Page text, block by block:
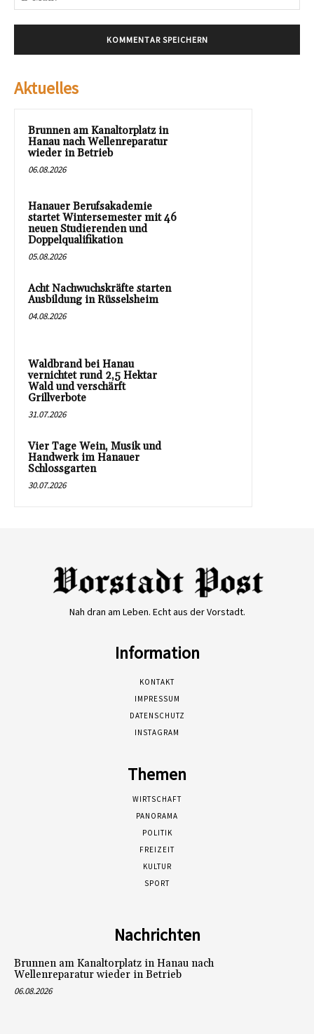
Aktuelles
Brunnen am Kanaltorplatz in
Hanau nach Wellenreparatur
wieder in Betrieb
06.08.2026
Hanauer Berufsakademie
startet Wintersemester mit 46
neuen Studierenden und
Doppelqualifikation
05.08.2026
Acht Nachwuchskräfte starten
Ausbildung in Rüsselsheim
04.08.2026
Waldbrand bei Hanau
vernichtet rund 2,5 Hektar
Wald und verschärft
Grillverbote
31.07.2026
Vier Tage Wein, Musik und
Handwerk im Hanauer
Schlossgarten
30.07.2026
Nah dran am Leben. Echt aus der Vorstadt.
Information
KONTAKT
IMPRESSUM
DATENSCHUTZ
INSTAGRAM
Themen
WIRTSCHAFT
PANORAMA
POLITIK
FREIZEIT
KULTUR
SPORT
Nachrichten
Brunnen am Kanaltorplatz in Hanau nach
Wellenreparatur wieder in Betrieb
06.08.2026